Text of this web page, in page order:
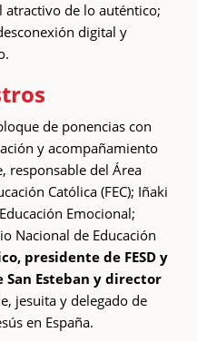
atractivo de lo auténtico;
digital y
de ponencias con
y acompañamiento
responsable del Área
Católica (FEC); Iñaki
Emocional;
Nacional de Educación
presidente de FESD y
San Esteban y director
jesuita y delegado de
en España.